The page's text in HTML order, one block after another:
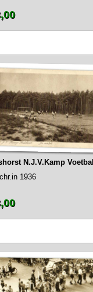
N.J.V.Kamp Voetbal
1936